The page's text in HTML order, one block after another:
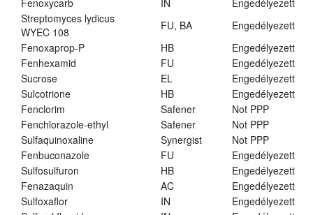
Fenoxycarb
IN
Engedélyezett
Streptomyces lydicus
WYEC 108
FU, BA
Engedélyezett
Fenoxaprop-P
HB
Engedélyezett
Fenhexamid
FU
Engedélyezett
Sucrose
EL
Engedélyezett
Sulcotrione
HB
Engedélyezett
Fenclorim
Safener
Not PPP
Fenchlorazole-ethyl
Safener
Not PPP
Sulfaquinoxaline
Synergist
Not PPP
Fenbuconazole
FU
Engedélyezett
Sulfosulfuron
HB
Engedélyezett
Fenazaquin
AC
Engedélyezett
Sulfoxaflor
IN
Engedélyezett